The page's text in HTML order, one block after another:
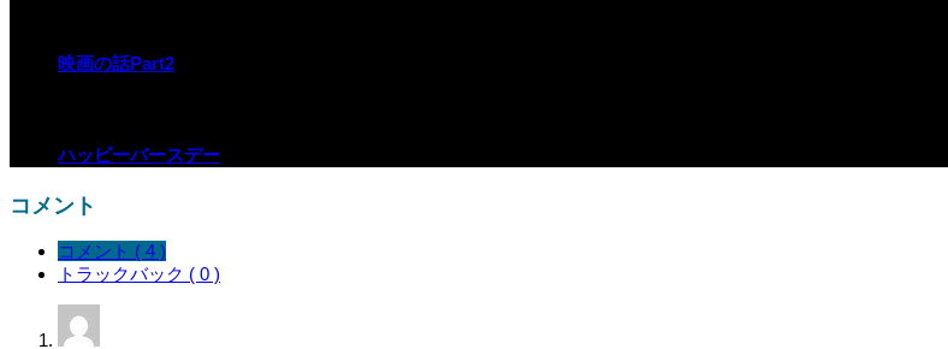
映画の話Part2
ハッピーバースデー
コメント
コメント ( 4 )
トラックバック ( 0 )